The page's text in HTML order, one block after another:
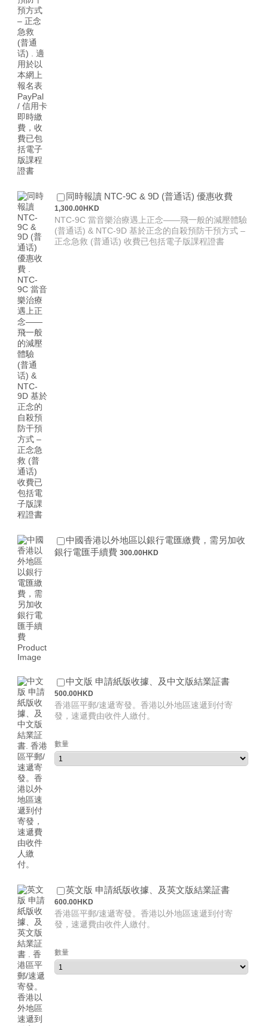
同時報讀 NTC-9C & 9D (普通话) 優惠收費
1,300.00HKD
NTC-9C 當音樂治療遇上正念——飛一般的減壓體驗
(普通话) & NTC-9D 基於正念的自殺預防干預方式 –
正念急救 (普通话) 收費已包括電子版課程證書
中國香港以外地區以銀行電匯繳費，需另加收
銀行電匯手續費 300.00 HKD
300.00HKD
中文版 申請紙版收據、及中文版結業証書
500.00HKD
香港區平郵/速遞寄發。香港以外地區速遞到付寄
發，速遞費由收件人繳付。
數量
英文版 申請紙版收據、及英文版結業証書
600.00HKD
香港區平郵/速遞寄發。香港以外地區速遞到付寄
發，速遞費由收件人繳付。
數量